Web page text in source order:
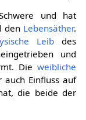
und hat
den Lebensäther.
Leibdes
und
Dieweibliche
auch Einfluss auf
die beide der